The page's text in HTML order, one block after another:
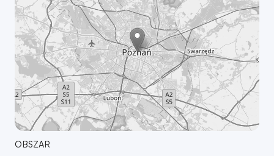
OBSZAR